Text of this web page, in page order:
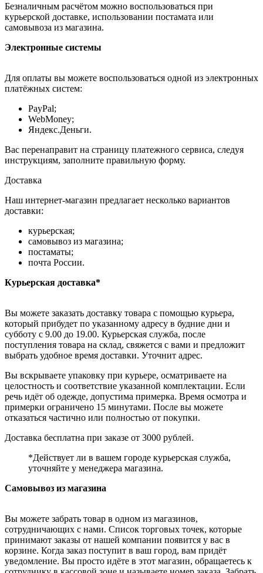
Безналичным расчётом можно воспользоваться при
курьерской доставке, использовании постамата или
самовывоза из магазина.
Электронные системы
Для оплаты вы можете воспользоваться одной из электронных
платёжных систем:
PayPal;
WebMoney;
Яндекс.Деньги.
Вас перенаправит на страницу платежного сервиса, следуя
инструкциям, заполните правильную форму.
Доставка
Наш интернет-магазин предлагает несколько вариантов
доставки:
курьерская;
самовывоз из магазина;
постаматы;
почта России.
Курьерская доставка*
Вы можете заказать доставку товара с помощью курьера,
который прибудет по указанному адресу в будние дни и
субботу с 9.00 до 19.00. Курьерская служба, после
поступления товара на склад, свяжется с вами и предложит
выбрать удобное время доставки. Уточнит адрес.
Вы вскрываете упаковку при курьере, осматриваете на
целостность и соответствие указанной комплектации. Если
речь идёт об одежде, допустима примерка. Время осмотра и
примерки ограничено 15 минутами. После вы можете
отказаться частично или полностью от покупки.
Доставка бесплатна при заказе от 3000 рублей.
*Действует ли в вашем городе курьерская служба,
уточняйте у менеджера магазина.
Самовывоз из магазина
Вы можете забрать товар в одном из магазинов,
сотрудничающих с нами. Список торговых точек, которые
принимают заказы от нашей компании появится у вас в
корзине. Когда заказ поступит в ваш город, вам придёт
уведомление. Вы просто идёте в этот магазин, обращаетесь к